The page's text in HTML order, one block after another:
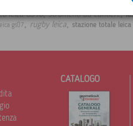
leica GS16,strumenti da cantiere,
gs07, rugby leica, stazione totale leica
CATALOGO